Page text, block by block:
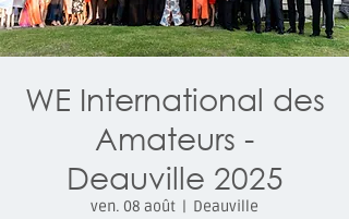
WE International des
Amateurs -
Deauville 2025
ven. 08 août
  |
Deauville